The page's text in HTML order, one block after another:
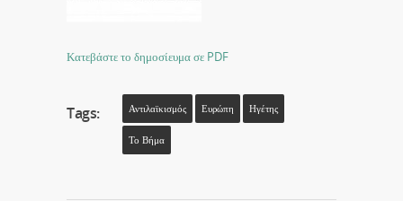
Κατεβάστε το δημοσίευμα σε PDF
Tags: Αντιλαϊκισμός Ευρώπη Ηγέτης
Το Βήμα